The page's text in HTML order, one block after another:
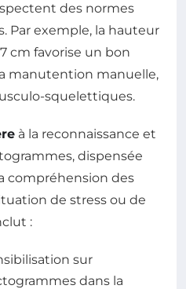
des normes
Par exemple, la hauteur
cm favorise un bon
manutention manuelle,
squelettiques.
à la reconnaissance et
dispensée
compréhension des
de stress ou de
:
sur
dans la